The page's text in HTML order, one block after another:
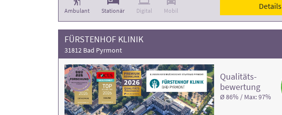
Ambulant Stationär Digital Mobil Details
FÜRSTENHOF KLINIK
31812 Bad Pyrmont
Qualitäts­
bewertung
Ø 86% / Max: 97%